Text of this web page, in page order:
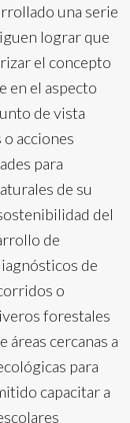
una serie
lograr que
el concepto
en el aspecto
de vista
acciones
para
de su
del
de
de
o
forestales
cercanas a
para
capacitar a